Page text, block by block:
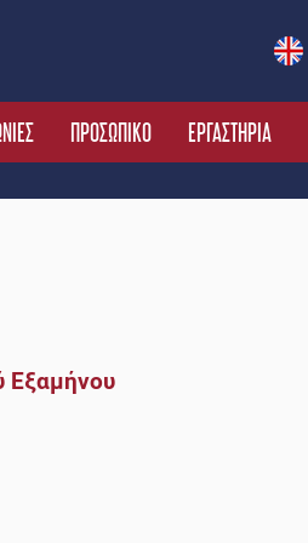
ΠΡΟΣΩΠΙΚΟ ΕΡΓΑΣΤΗΡΙΑ
Εξαμήνου